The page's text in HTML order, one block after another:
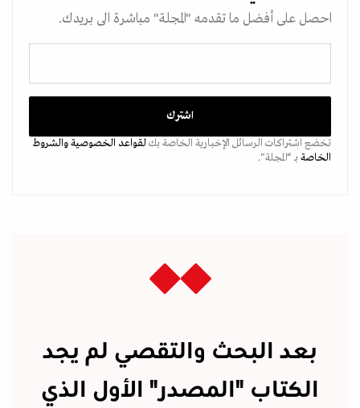
احصل على أفضل ما تقدمه "المجلة" مباشرة الى بريدك.
تخضع اشتراكات الرسائل الإخبارية الخاصة بكلقواعد الخصوصيةوالشروط
الخاصة بـ “المجلة".
بعد البحث والتقصي لم يجد
الكتاب "المصدر" الأول الذي